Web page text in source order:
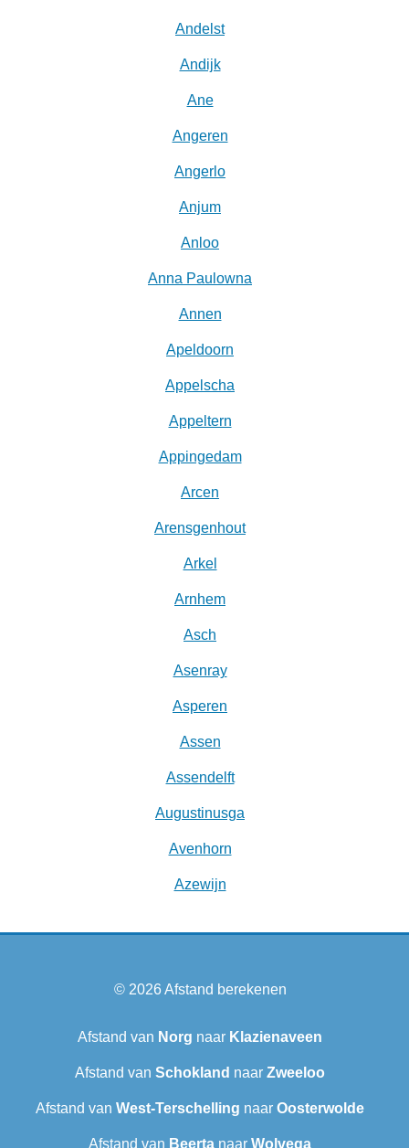
Andelst
Andijk
Ane
Angeren
Angerlo
Anjum
Anloo
Anna Paulowna
Annen
Apeldoorn
Appelscha
Appeltern
Appingedam
Arcen
Arensgenhout
Arkel
Arnhem
Asch
Asenray
Asperen
Assen
Assendelft
Augustinusga
Avenhorn
Azewijn
© 2026Afstand berekenen
Afstand van Norg naar Klazienaveen
Afstand van Schokland naar Zweeloo
Afstand van West-Terschelling naar Oosterwolde
Afstand van Beerta naar Wolvega